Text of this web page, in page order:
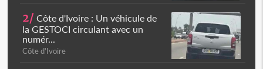
2/ Côte d'Ivoire : Un véhicule de
la GESTOCI circulant avec un
numér...
Côte d'Ivoire